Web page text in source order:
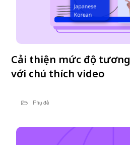
Cải thiện mức độ tương
với chú thích video
Phụ đề